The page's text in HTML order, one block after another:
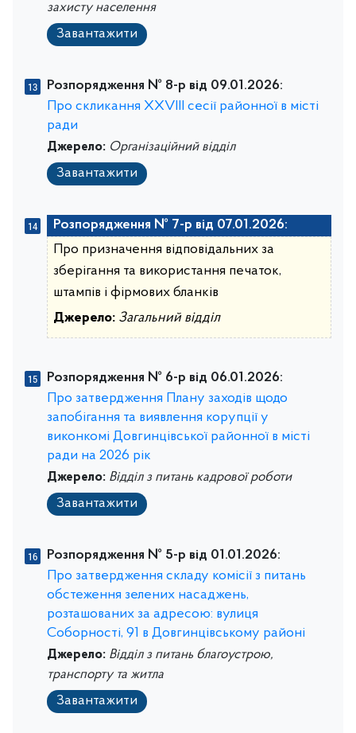
захисту населення
Завантажити
Розпорядження № 8-р від 09.01.2026:
Про скликання ХХVІІІ сесії районної в місті
ради
Джерело: Організаційний відділ
Завантажити
Розпорядження № 7-р від 07.01.2026:
Про призначення відповідальних за
зберігання та використання печаток,
штампів і фірмових бланків
Джерело: Загальний відділ
Розпорядження № 6-р від 06.01.2026:
Про затвердження Плану заходів щодо
запобігання та виявлення корупції у
виконкомі Довгинцівської районної в місті
ради на 2026 рік
Джерело: Відділ з питань кадрової роботи
Завантажити
Розпорядження № 5-р від 01.01.2026:
Про затвердження складу комісії з питань
обстеження зелених насаджень,
розташованих за адресою: вулиця
Соборності, 91 в Довгинцівському районі
Джерело: Відділ з питань благоустрою,
транспорту та житла
Завантажити